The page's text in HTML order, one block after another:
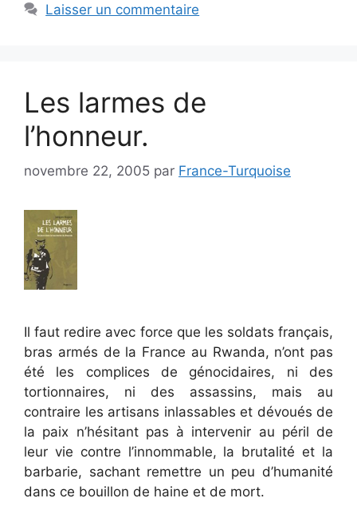
Laisser un commentaire
Les larmes de
l’honneur.
novembre 22, 2005 par France-Turquoise
Il faut redire avec force que les soldats français,
bras armés de la France au Rwanda, n’ont pas
été les complices de génocidaires, ni des
tortionnaires, ni des assassins, mais au
contraire les artisans inlassables et dévoués de
la paix n’hésitant pas à intervenir au péril de
leur vie contre l’innommable, la brutalité et la
barbarie, sachant remettre un peu d’humanité
dans ce bouillon de haine et de mort.